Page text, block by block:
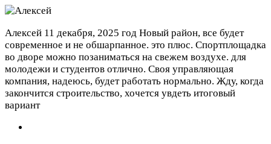
Алексей 11 декабря, 2025 год Новый район, все будет
современное и не обшарпанное. это плюс. Спортплощадка
во дворе можно позаниматься на свежем воздухе. для
молодежи и студентов отлично. Своя управляющая
компания, надеюсь, будет работать нормально. Жду, когда
закончится строительство, хочется увдеть итоговый
вариант